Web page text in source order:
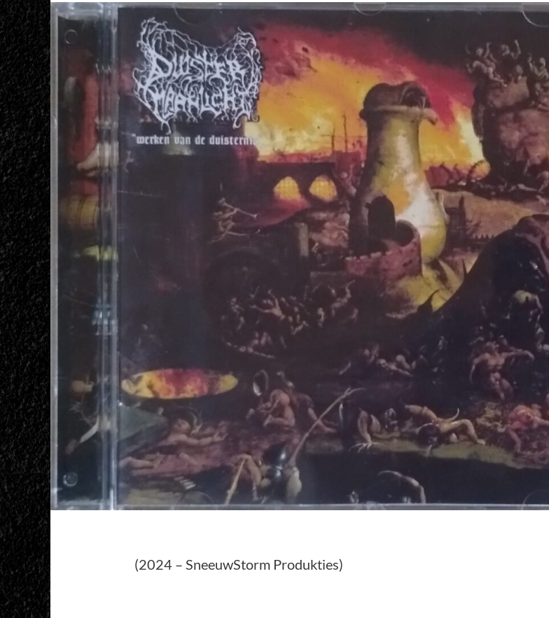
(2024 – SneeuwStorm Produkties)